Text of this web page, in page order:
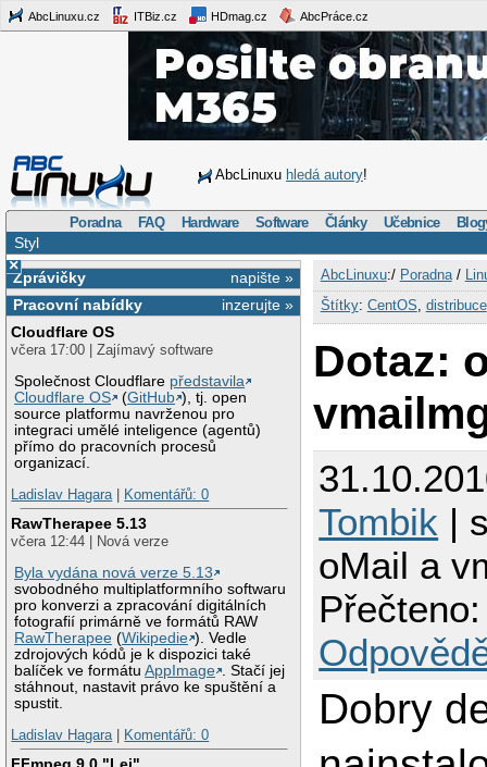
AbcLinuxu.cz ITBiz.cz HDmag.cz AbcPráce.cz
AbcLinuxu hledá autory!
Poradna FAQ Hardware Software Články Učebnice
Styl
×
napište »
Zprávičky
inzerujte »
Pracovní nabídky
Cloudflare OS
včera 17:00 | Zajímavý software
Společnost Cloudflare představila
Cloudflare OS
(GitHub ), tj. open
source platformu navrženou pro
integraci umělé inteligence (agentů)
přímo do pracovních procesů
organizací.
Ladislav Hagara| Komentářů: 0
RawTherapee 5.13
včera 12:44 | Nová verze
Byla vydána nová verze 5.13
svobodného multiplatformního softwaru
pro konverzi a zpracování digitálních
fotografií primárně ve formátů RAW
RawTherapee (Wikipedie ). Vedle
zdrojových kódů je k dispozici také
balíček ve formátuAppImage
. Stačí jej
stáhnout, nastavit právo ke spuštění a
spustit.
Ladislav Hagara| Komentářů: 0
AbcLinuxu:/ Poradna/
Štítky: CentOS distribuce
Dotaz:
Tombik |
oMail a
Dobry